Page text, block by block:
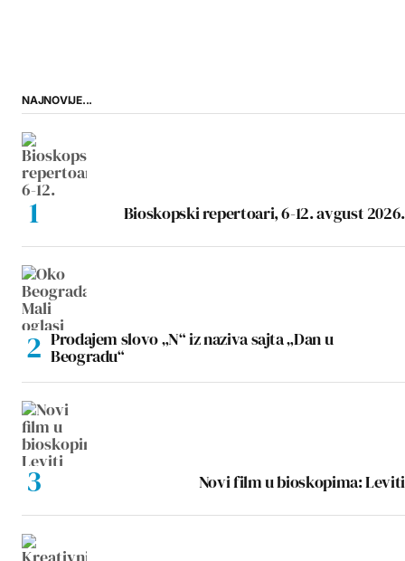
NAJNOVIJE...
Bioskopski repertoari, 6-12. avgust 2026.
Prodajem slovo „N“ iz naziva sajta „Dan u
Beogradu“
Novi film u bioskopima: Leviti